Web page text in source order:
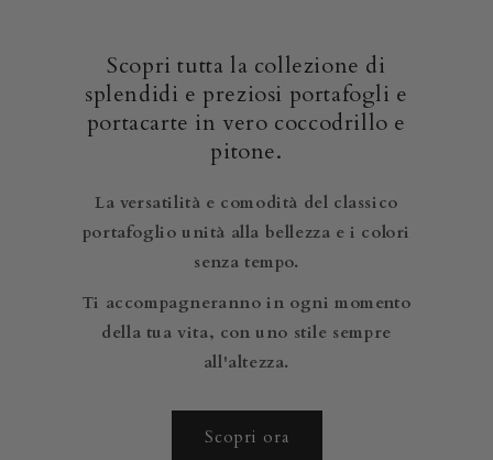
Scopri tutta la collezione di
splendidi e preziosi portafogli e
portacarte in vero coccodrillo e
pitone.
La versatilità e comodità del classico
portafoglio unità alla bellezza e i colori
senza tempo.
Ti accompagneranno in ogni momento
della tua vita, con uno stile sempre
all'altezza.
Scopri ora